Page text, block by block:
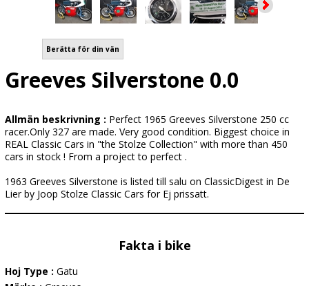
Berätta för din vän
Greeves Silverstone 0.0
Allmän beskrivning : Perfect 1965 Greeves Silverstone 250 cc
racer.Only 327 are made. Very good condition. Biggest choice in
REAL Classic Cars in "the Stolze Collection" with more than 450
cars in stock ! From a project to perfect .
1963 Greeves Silverstone is listed till salu on ClassicDigest in De
Lier by Joop Stolze Classic Cars for Ej prissatt.
Fakta i bike
Hoj Type : Gatu